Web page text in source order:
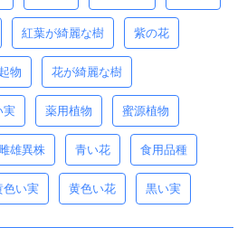
紅葉が綺麗な樹 紫の花
物 花が綺麗な樹
実 薬用植物 蜜源植物
雄異株 青い花 食用品種
色い実 黄色い花 黒い実